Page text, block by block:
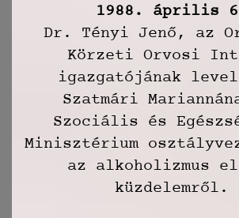
1988. április
Dr. Tényi Jenő, az
Körzeti Orvosi
igazgatójának
Szatmári
Szociális és
Minisztérium
az alkoholizmus
küzdelemről.